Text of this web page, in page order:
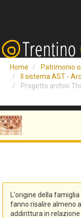
Home
Patrimonio
Il sistema AST -
Progetto archivi
L'origine della
fanno risalire almeno
addirittura in relazione